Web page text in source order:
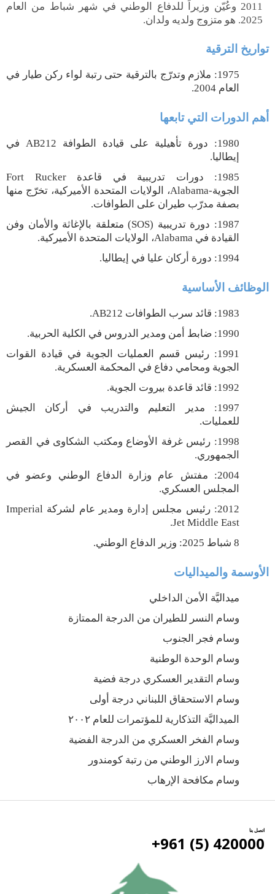
2011 وعُيّن وزيراً للدفاع الوطني في شهر شباط من العام
2025. هو متزوج ولديه ولدان.
تواريخ الترقية
1975: ملازم وتدرّج بالترقية حتى رتبة لواء ركن طيار في
العام 2004.
أهم الدورات التي تابعها
1980: دورة تأهيلية على قيادة الطوافة AB212 في
إيطاليا.
1985: دورات تدريبية في قاعدة
Fort Rucker
الجوية-Alabama، الولايات المتحدة الأميركية، تخرّج منها
بصفة مدرّب طيران على الطوافات.
1987: دورة تدريبية
(SOS)متعلقة بالإغاثة والأمان وفن
القيادة في Alabama، الولايات المتحدة الأميركية.
1994: دورة أركان عليا في إيطاليا.
الوظائف الأساسية
1983: قائد سرب الطوافات AB212
.
1990
: ضابط أمن ومدير الدروس في الكلية الحربية.
1991
: رئيس قسم العمليات الجوية في قيادة القوات
الجوية ومحامي دفاع في المحكمة العسكرية.
1992: قائد قاعدة بيروت الجوية.
1997: مدير التعليم والتدريب في أركان الجيش
للعمليات.
1998: رئيس غرفة الأوضاع ومكتب الشكاوى في القصر
الجمهوري.
2004: مفتش عام وزارة الدفاع الوطني وعضو في
المجلس العسكري.
2012: رئيس مجلس إدارة ومدير عام لشركة
Imperial
Jet Middle East
.
8 شباط 2025: وزير الدفاع الوطني.
الأوسمة والميداليات
ميداليَّة الأمن الداخلي
وسام النسر للطيران من الدرجة الممتازة
وسام فجر الجنوب
وسام الوحدة الوطنية
وسام التقدير العسكري درجة فضية
وسام الاستحقاق اللبناني درجة أولى
الميداليَّة التذكارية للمؤتمرات للعام ۲۰۰۲
وسام الفخر العسكري من الدرجة الفضية
وسام الارز الوطني من رتبة كومندور
وسام مكافحة الإرهاب
اتصل بنا
420000 (5) 961+